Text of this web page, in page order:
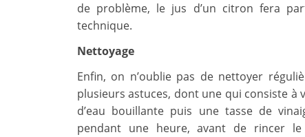
de problème, le jus d’un citron fera
technique.
Nettoyage
Enfin, on n’oublie pas de nettoyer
plusieurs astuces, dont une qui consiste
d’eau bouillante puis une tasse de
pendant une heure, avant de rincer